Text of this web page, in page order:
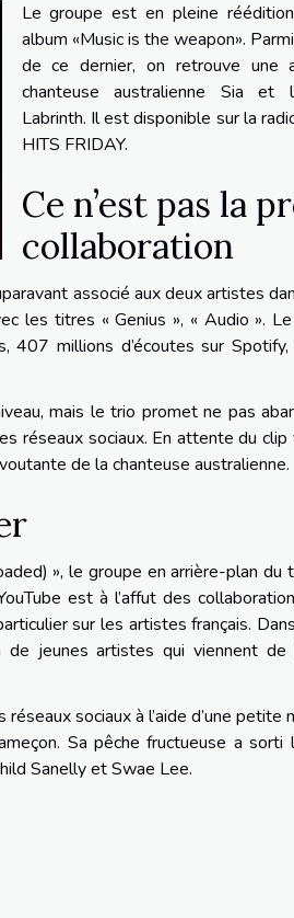
Le groupe est en pleine
album «Music is the weapon».
de ce dernier, on retrouve une
chanteuse australienne Sia et
Labrinth. Il est disponible sur la
HITS FRIDAY.
Ce n’est pas la
collaboration
associé aux deux artistes
les titres « Genius », « Audio ».
407 millions d’écoutes sur
mais le trio promet ne pas
réseaux sociaux. En attente du
de la chanteuse australienne.
», le groupe en arrière-plan du
est à l’affut des
sur les artistes français.
jeunes artistes qui viennent
sociaux à l’aide d’une petite
Sa pêche fructueuse a
Sanelly et Swae Lee.